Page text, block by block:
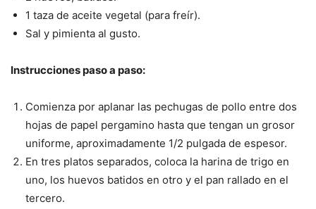
1 taza de aceite vegetal (para freír).
Sal y pimienta al gusto.
Instrucciones paso a paso:
Comienza por aplanar las pechugas de pollo entre dos
hojas de papel pergamino hasta que tengan un grosor
uniforme, aproximadamente 1/2 pulgada de espesor.
En tres platos separados, coloca la harina de trigo en
uno, los huevos batidos en otro y el pan rallado en el
tercero.